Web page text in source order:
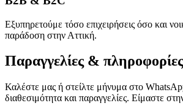
Εξυπηρετούμε τόσο επιχειρήσεις όσο και
παράδοση στην Αττική.
Παραγγελίες & πληροφορίες
Καλέστε μας ή στείλτε μήνυμα στο
διαθεσιμότητα και παραγγελίες. Είμαστε